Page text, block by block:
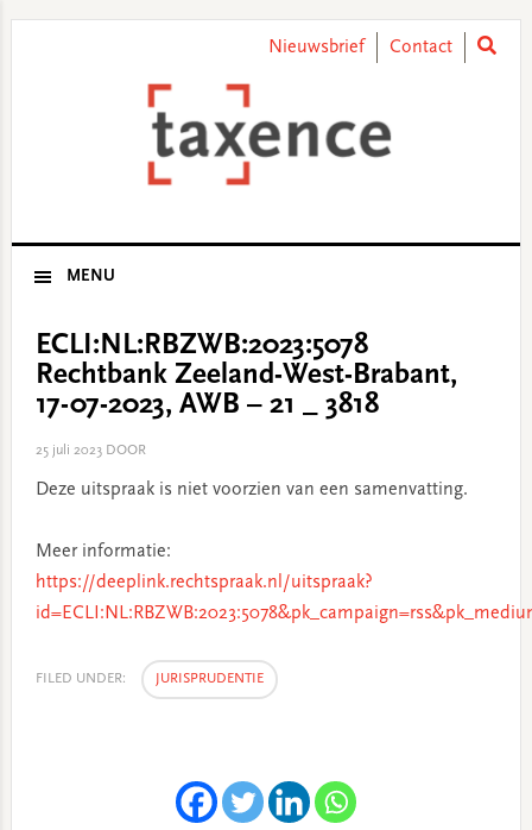
Nieuwsbrief Contact
MENU
ECLI:NL:RBZWB:2023:5078
Rechtbank Zeeland-West-Brabant,
17-07-2023, AWB – 21 _ 3818
25 juli 2023DOOR
Deze uitspraak is niet voorzien van een samenvatting.
Meer informatie:
https://deeplink.rechtspraak.nl/uitspraak?
FILED UNDER: JURISPRUDENTIE